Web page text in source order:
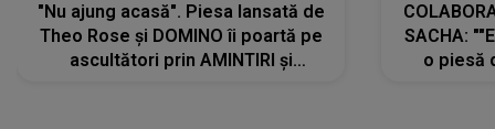
"Nu ajung acasă". Piesa lansată de
Theo Rose și DOMINO îi poartă pe
ascultători prin AMINTIRI și
SACHA:
o piesă